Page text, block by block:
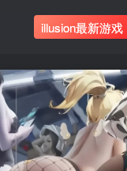
illusion最新游戏